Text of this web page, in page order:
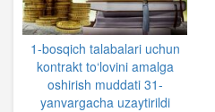
1-bosqich talabalari uchun
kontrakt to‘lovini amalga
oshirish muddati 31-
yanvargacha uzaytirildi